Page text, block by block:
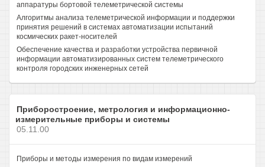
аппаратуры бортовой телеметрической системы
Алгоритмы анализа телеметрической информации и поддержки
принятия решений в системах автоматизации испытаний
космических ракет-носителей
Обеспечение качества и разработки устройства первичной
информации автоматизированных систем телеметрического
контроля городских инженерных сетей
Приборостроение, метрология и информационно-
измерительные приборы и системы
05.11.00
Приборы и методы измерения по видам измерений